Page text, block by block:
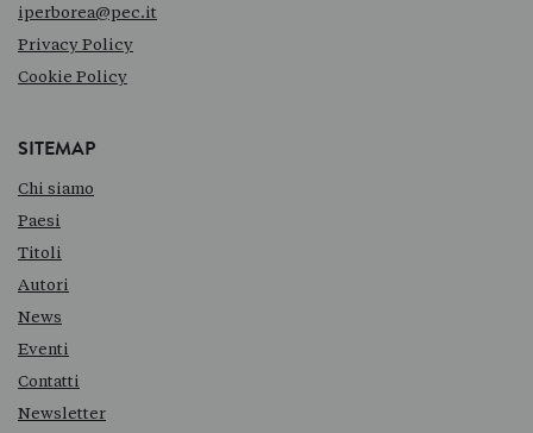
iperborea@pec.it
Privacy Policy
Cookie Policy
SITEMAP
Chi siamo
Paesi
Titoli
Autori
News
Eventi
Contatti
Newsletter